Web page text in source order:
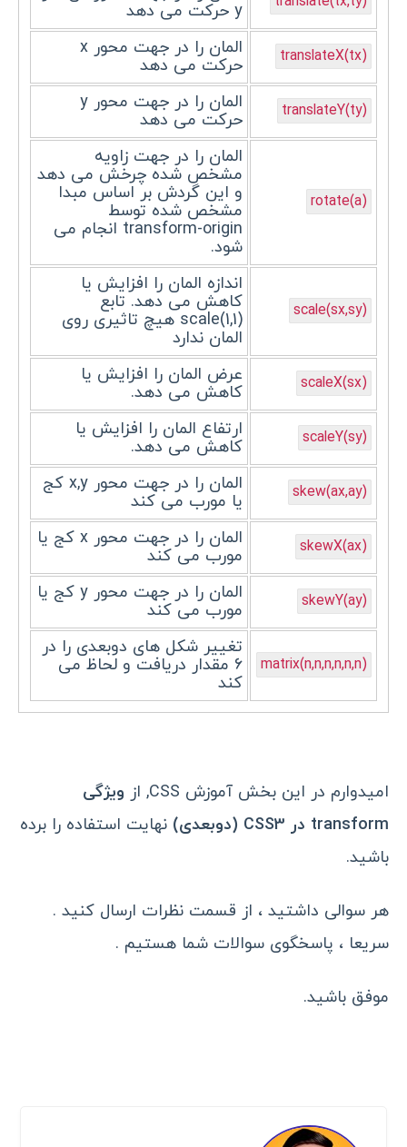
y حرکت می دهد
translateX(tx)
المان را در جهت محور x
حرکت می دهد
translateY(ty)
المان را در جهت محور y
حرکت می دهد
rotate(a)
المان را در جهت زاویه
مشخص شده چرخش می دهد
و این گردش بر اساس مبدا
مشخص شده توسط
transform-origin انجام می
شود.
scale(sx,sy)
اندازه المان را افزایش یا
کاهش می دهد. تابع
scale(1,1) هیچ تاثیری روی
المان ندارد
scaleX(sx)
عرض المان را افزایش یا
کاهش می دهد.
scaleY(sy)
ارتفاع المان را افزایش یا
کاهش می دهد.
skew(ax,ay)
المان را در جهت محور x,y کج
یا مورب می کند
skewX(ax)
المان را در جهت محور x کج یا
مورب می کند
skewY(ay)
المان را در جهت محور y کج یا
مورب می کند
matrix(n,n,n,n,n,n)
تغییر شکل های دوبعدی را در
۶ مقدار دریافت و لحاظ می
کند
امیدوارم در این بخش آموزش CSS, از
ویژگی
transform در CSS3 (دوبعدی)
نهایت استفاده را برده
باشید.
هر سوالی داشتید ، از قسمت نظرات ارسال کنید .
سریعا ، پاسخگوی سوالات شما هستیم .
موفق باشید.